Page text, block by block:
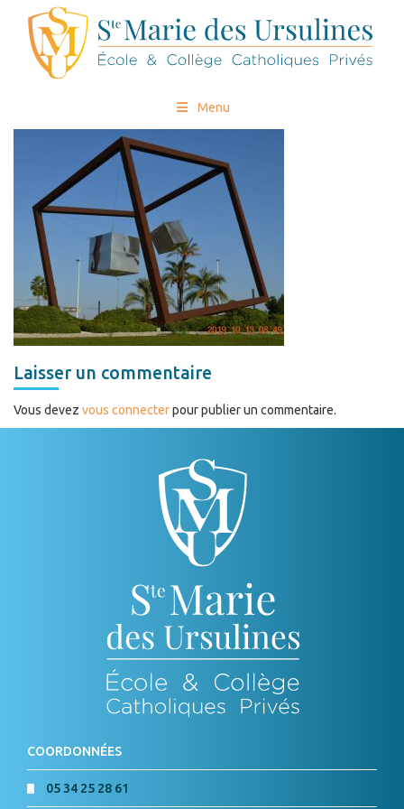
Menu
Laisser un commentaire
Vous devez vous connecterpour publier un commentaire.
COORDONNÉES
05 34 25 28 61